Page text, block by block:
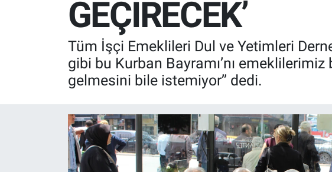
GEÇİRECEK’
Tüm İşçi Emeklileri Dul ve Yetimleri
gibi bu Kurban Bayramı’nı
gelmesini bile istemiyor’’ dedi.
KÜLTÜR - SANAT
Haber Arşivi